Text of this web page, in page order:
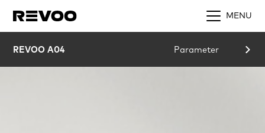
MENU
REVOO A04 Parameter